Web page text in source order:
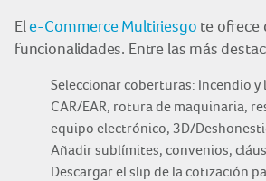
Ele-Commerce Multiriesgo te ofrece
funcionalidades. Entre las más
Seleccionar coberturas: Incendio y
CAR/EAR, rotura de maquinaria,
equipo electrónico, 3D/
Añadir sublímites, convenios,
Descargar el slip de la cotización